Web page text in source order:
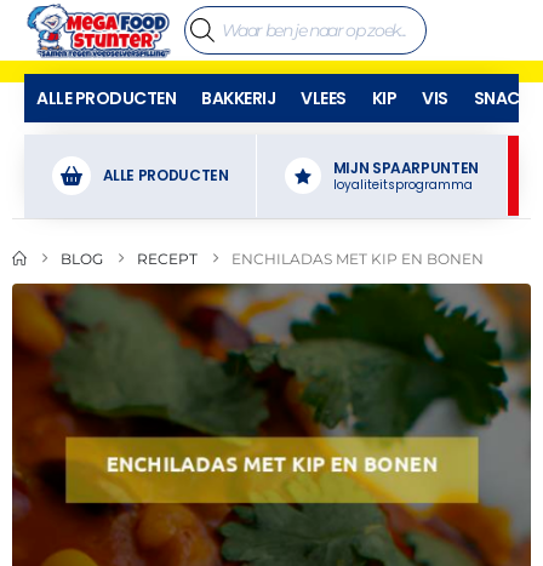
ALLE PRODUCTEN BAKKERIJ VLEES KIP VIS SNACKS
ALLE PRODUCTEN MIJN SPAARPUNTEN
loyaliteitsprogramma
BLOG RECEPT ENCHILADAS MET KIP EN BONEN